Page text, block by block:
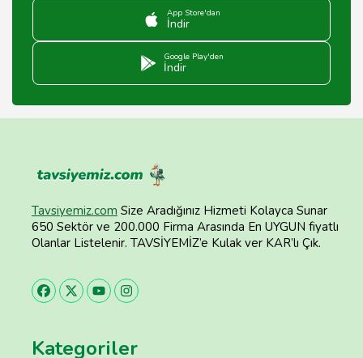
App Store'dan
İndir
Google Play'den
İndir
Tavsiyemiz.com Size Aradığınız Hizmeti Kolayca Sunar
650 Sektör ve 200.000 Firma Arasında En UYGUN fiyatlı
Olanlar Listelenir. TAVSİYEMİZ’e Kulak ver KAR’lı Çık.
Kategoriler